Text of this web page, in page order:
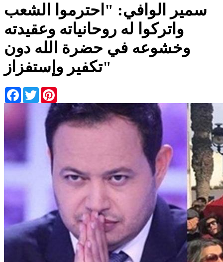
سمير الوافي: "احترموا الشعب
واتركوا له روحانياته وعقيدته
وخشوعه في حضرة الله دون
تكفير وإستفزاز"
Facebook
Twitter